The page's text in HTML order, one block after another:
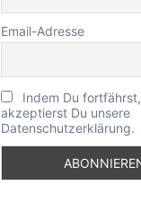
Email-Adresse
Indem Du fortfährst,
akzeptierst Du unsere
Datenschutzerklärung.